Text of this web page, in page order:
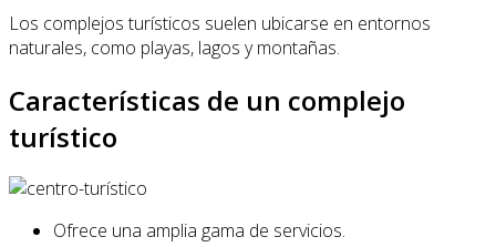
Los complejos turísticos suelen ubicarse en entornos
naturales, como playas, lagos y montañas.
Características de un complejo
turístico
Ofrece una amplia gama de servicios.